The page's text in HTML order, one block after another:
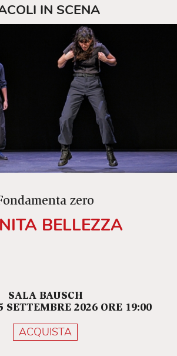
IN SCENA
zero
BELLEZZA
SALA BAUSCH
SETTEMBRE 2026 ORE 19:00
ACQUISTA